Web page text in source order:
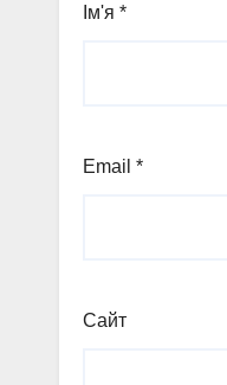
Ім'я *
Email *
Сайт